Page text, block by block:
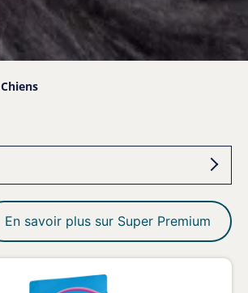
Chiens
En savoir plus sur Super Premium